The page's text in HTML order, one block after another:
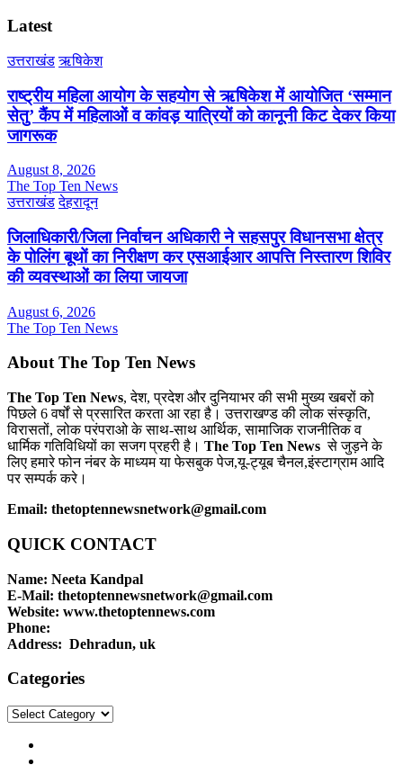
Latest
उत्तराखंड ऋषिकेश
राष्ट्रीय महिला आयोग के सहयोग से ऋषिकेश में आयोजित ‘सम्मान
सेतु’ कैंप में महिलाओं व कांवड़ यात्रियों को कानूनी किट देकर किया
जागरूक
August 8, 2026
The Top Ten News
उत्तराखंड देहरादून
जिलाधिकारी/जिला निर्वाचन अधिकारी ने सहसपुर विधानसभा क्षेत्र
के पोलिंग बूथों का निरीक्षण कर एसआईआर आपत्ति निस्तारण शिविर
की व्यवस्थाओं का लिया जायजा
August 6, 2026
The Top Ten News
About The Top Ten News
The Top Ten News, देश, प्रदेश और दुनियाभर की सभी मुख्य खबरों को
पिछले 6 वर्षों से प्रसारित करता आ रहा है। उत्तराखण्ड की लोक संस्कृति,
विरासतों, लोक परंपराओ के साथ-साथ आर्थिक, सामाजिक राजनीतिक व
धार्मिक गतिविधियों का सजग प्रहरी है। The Top Ten News से जुड़ने के
लिए हमारे फोन नंबर के माध्यम या फेसबुक पेज,यू-ट्यूब चैनल,इंस्टाग्राम आदि
पर सम्पर्क करे।
Email: thetoptennewsnetwork@gmail.com
QUICK CONTACT
Name: Neeta Kandpal
E-Mail: thetoptennewsnetwork@gmail.com
Website: www.thetoptennews.com
Phone:
Address: Dehradun, uk
Categories
Categories